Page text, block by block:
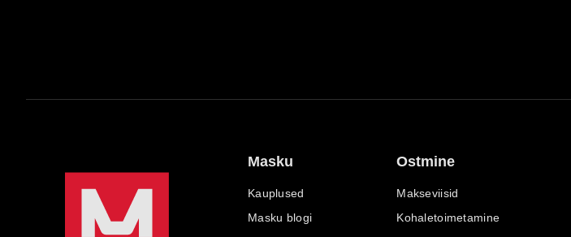
Masku
Kauplused
Masku blogi
Ostmine
Makseviisid
Kohaletoimetamine